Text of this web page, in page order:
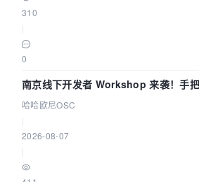
310
0
南京线下开发者 Workshop 来袭！手
智能 Agent 应用
哈哈欧尼OSC
2026-08-07